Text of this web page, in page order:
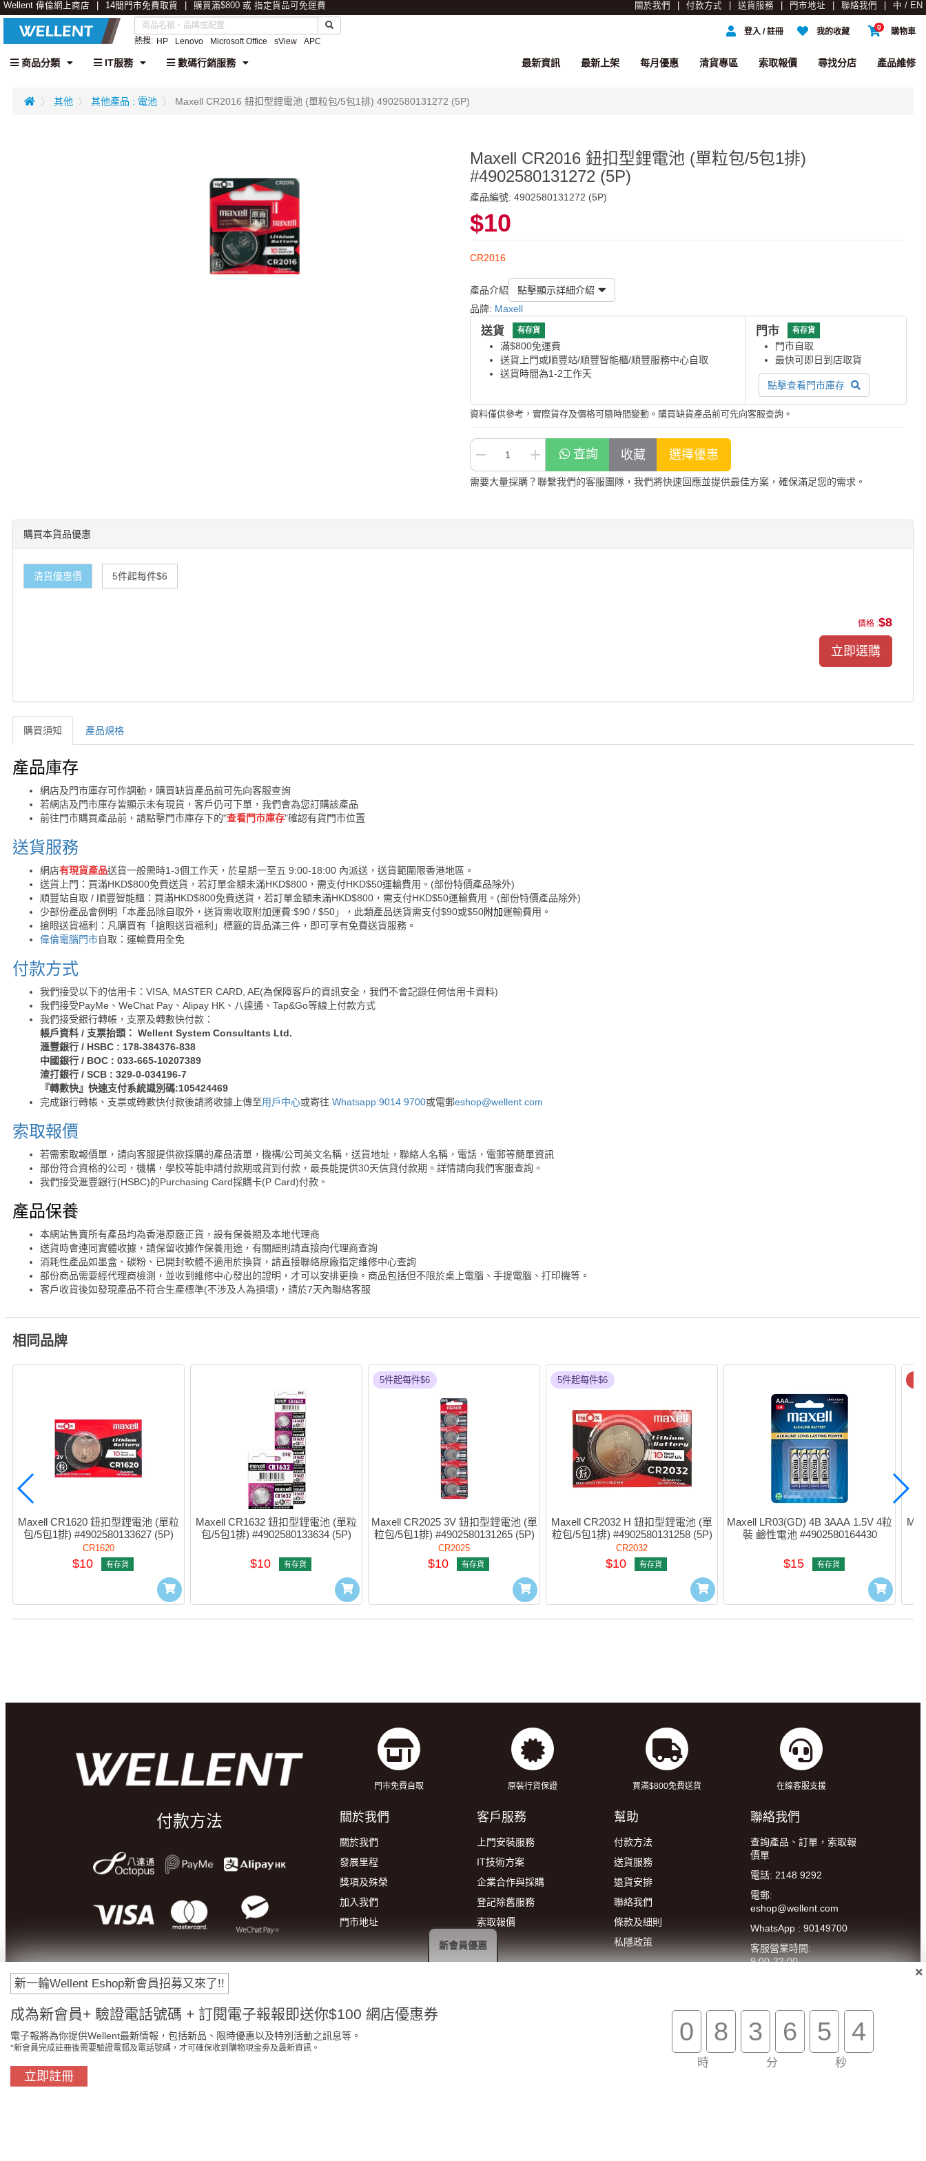
Wellent 偉倫網上商店 14間門市免費取貨 購買滿$800 或 指定貨品可免運費 關於我們 付款方式 送貨服務 門市地址 聯絡我們 中 / EN
熱搜: HP Lenovo Microsoft Office sView APC
0 購物車
我的收藏
登入 / 註冊
商品分類 IT服務 數碼行銷服務 產品維修
尋找分店
索取報價
清貨專區
每月優惠
最新上架
最新資訊
其他 其他產品 : 電池 Maxell CR2016 鈕扣型鋰電池 (單粒包/5包1排) 4902580131272 (5P)
Maxell CR2016 鈕扣型鋰電池 (單粒包/5包1排)
#4902580131272 (5P)
產品編號: 4902580131272 (5P)
$10
CR2016
產品介紹
點擊顯示詳細介紹
品牌: Maxell
送貨 有存貨
滿$800免運費
送貨上門或順豐站/順豐智能櫃/順豐服務中心自取
送貨時間為1-2工作天
門市 有存貨
門市自取
最快可即日到店取貨
點擊查看門市庫存
資料僅供參考，實際貨存及價格可隨時間變動。購買缺貨產品前可先向客服查詢。
查詢
需要大量採購？聯繫我們的客服團隊，我們將快速回應並提供最佳方案，確保滿足您的需求。
購買本貨品優惠
清貨優惠價 5件起每件$6
價格 :$8
購買須知 產品規格
購買須知
產品庫存
網店及門市庫存可作調動，購買缺貨產品前可先向客服查詢
若網店及門市庫存皆顯示未有現貨，客戶仍可下單，我們會為您訂購該產品
前往門市購買產品前，請點擊門市庫存下的"查看門市庫存"確認有貨門市位置
送貨服務
網店有現貨產品送貨一般需時1-3個工作天，於星期一至五 9:00-18:00 內派送，送貨範圍限香港地區。
送貨上門：買滿HKD$800免費送貨，若訂單金額未滿HKD$800，需支付HKD$50運輸費用。(部份特價產品除外)
順豐站自取 / 順豐智能櫃：買滿HKD$800免費送貨，若訂單金額未滿HKD$800，需支付HKD$50運輸費用。(部份特價產品除外)
少部份產品會例明「本產品除自取外，送貨需收取附加運費:$90 / $50」，此類產品送貨需支付$90或$50附加運輸費用。
搶眼送貨福利：凡購買有「搶眼送貨福利」標籤的貨品滿三件，即可享有免費送貨服務。
偉倫電腦門市自取：運輸費用全免
付款方式
我們接受以下的信用卡：VISA, MASTER CARD, AE(為保障客戶的資訊安全，我們不會記錄任何信用卡資料)
我們接受PayMe、WeChat Pay、Alipay HK、八達通、Tap&Go等線上付款方式
我們接受銀行轉帳，支票及轉數快付款：
帳戶資料 / 支票抬頭： Wellent System Consultants Ltd.
滙豐銀行 / HSBC : 178-384376-838
中國銀行 / BOC : 033-665-10207389
渣打銀行 / SCB : 329-0-034196-7
『轉數快』快速支付系統識別碼:105424469
完成銀行轉帳、支票或轉數快付款後請將收據上傳至用戶中心或寄往 Whatsapp:9014 9700或電郵eshop@wellent.com
索取報價
若需索取報價單，請向客服提供欲採購的產品清單，機構/公司英文名稱，送貨地址，聯絡人名稱，電話，電郵等簡單資訊
部份符合資格的公司，機構，學校等能申請付款期或貨到付款，最長能提供30天信貸付款期。詳情請向我們客服查詢。
我們接受滙豐銀行(HSBC)的Purchasing Card採購卡(P Card)付款。
產品保養
本網站售賣所有產品均為香港原廠正貨，設有保養期及本地代理商
送貨時會連同實體收據，請保留收據作保養用途，有關細則請直接向代理商查詢
消耗性產品如墨盒、碳粉、已開封軟體不適用於換貨，請直接聯絡原廠指定維修中心查詢
部份商品需要經代理商檢測，並收到維修中心發出的證明，才可以安排更換。商品包括但不限於桌上電腦、手提電腦、打印機等。
客戶收貨後如發現產品不符合生產標準(不涉及人為損壞)，請於7天內聯絡客服
相同品牌
Maxell CR1620 鈕扣型鋰電池 (單粒
包/5包1排) #4902580133627 (5P)
CR1620
$10 有存貨
Maxell CR1632 鈕扣型鋰電池 (單粒
包/5包1排) #4902580133634 (5P)
$10 有存貨
5件起每件$6
Maxell CR2025 3V 鈕扣型鋰電池 (單
粒包/5包1排) #4902580131265 (5P)
CR2025
$10 有存貨
5件起每件$6
Maxell CR2032 H 鈕扣型鋰電池 (單
粒包/5包1排) #4902580131258 (5P)
CR2032
$10 有存貨
Maxell LR03(GD) 4B 3AAA 1.5V 4粒
裝 鹼性電池 #4902580164430
$15 有存貨
清
付款方法
門市免費自取 原裝行貨保證 買滿$800免費送貨 在線客服支援
關於我們
關於我們
發展里程
獎項及殊榮
加入我們
門市地址
客戶服務
上門安裝服務
IT技術方案
企業合作與採購
登記除舊服務
索取報價
幫助
付款方法
送貨服務
退貨安排
聯絡我們
條款及細則
私隱政策
聯絡我們
查詢產品、訂單，索取報
價單
電話: 2148 9292
電郵:
eshop@wellent.com
WhatsApp : 90149700
客服營業時間:
9:00-22:00
新一輪Wellent Eshop新會員招募又來了!!
成為新會員+ 驗證電話號碼 + 訂閱電子報報即送你$100 網店優惠券
電子報將為你提供Wellent最新情報，包括新品、限時優惠以及特別活動之訊息等。
*新會員完成註冊後需要驗證電郵及電話號碼，才可確保收到購物現金劵及最新資訊。
立即註冊
0 8
時
3 6
分
5 4
秒
新會員優惠